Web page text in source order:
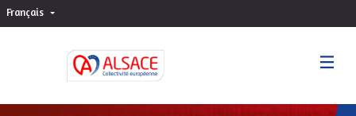
Français Choisir la langue